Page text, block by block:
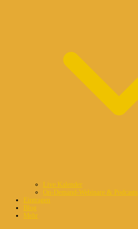
Live Kalender
On-Demand-Webinare & Podcasts
Eintragen
Blog
Mehr